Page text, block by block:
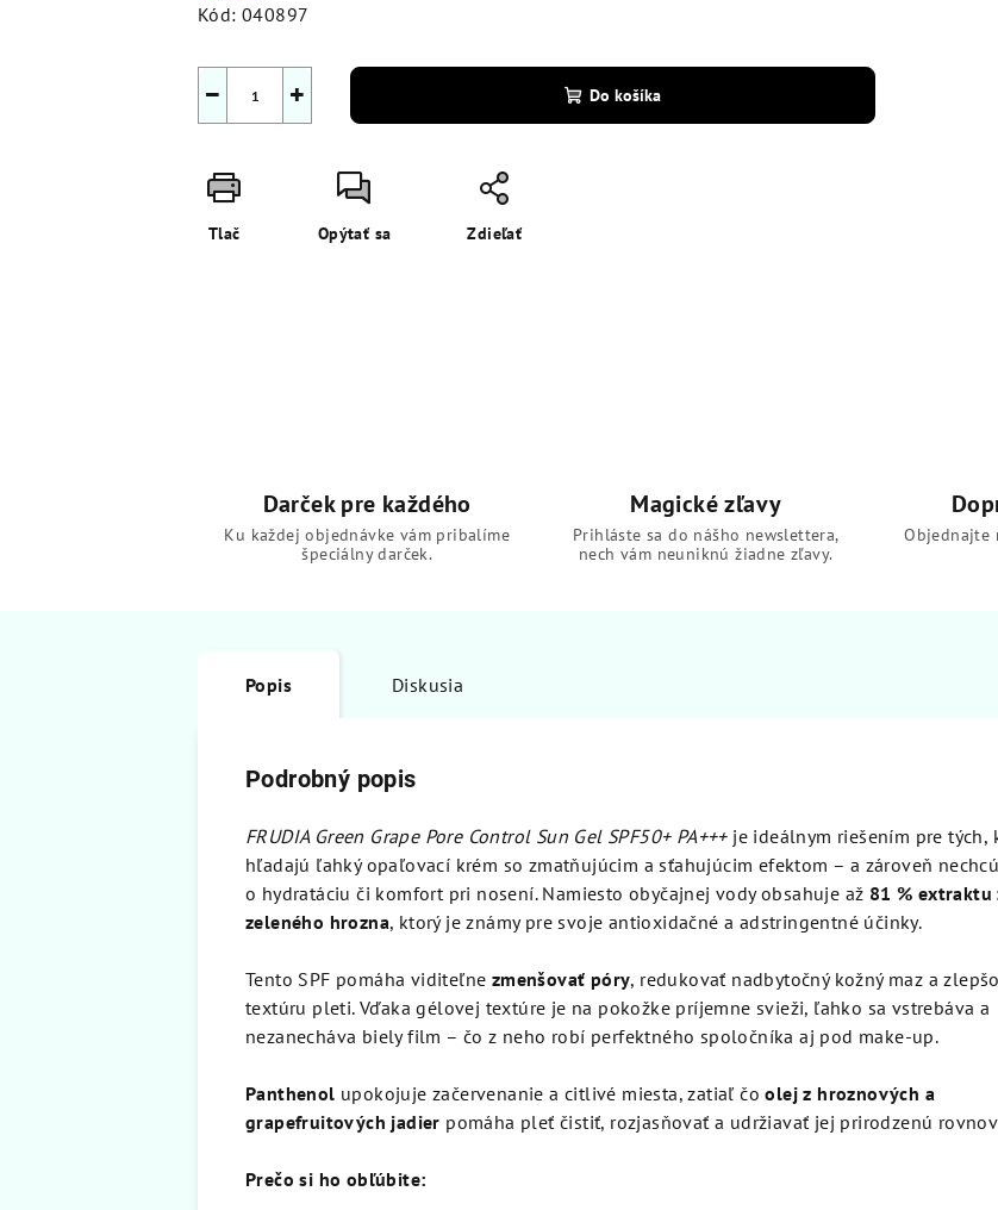
Kód: 040897
+
− Do košíka
Tlač Opýtať sa Zdieľať
Darček pre každého
Ku každej objednávke vám pribalíme
špeciálny darček.
Magické zľavy
Prihláste sa do nášho newslettera,
nech vám neuniknú žiadne zľavy.
Objednajte
Popis Diskusia
Podrobný popis
FRUDIA Green Grape Pore Control Sun Gel SPF50+ PA+++je ideálnym riešením pre tých,
hľadajú ľahký opaľovací krém so zmatňujúcim a sťahujúcim efektom – a zároveň
o hydratáciu či komfort pri nosení. Namiesto obyčajnej vody obsahuje až 81 % extraktu
zeleného hrozna, ktorý je známy pre svoje antioxidačné a adstringentné účinky.
Tento SPF pomáha viditeľne zmenšovať póry, redukovať nadbytočný kožný maz a
textúru pleti. Vďaka gélovej textúre je na pokožke príjemne svieži, ľahko sa vstrebáva a
nezanecháva biely film – čo z neho robí perfektného spoločníka aj pod make-up.
Panthenol upokojuje začervenanie a citlivé miesta, zatiaľ čoolej z hroznových a
grapefruitových jadier pomáha pleť čistiť, rozjasňovať a udržiavať jej prirodzenú
Prečo si ho obľúbite: